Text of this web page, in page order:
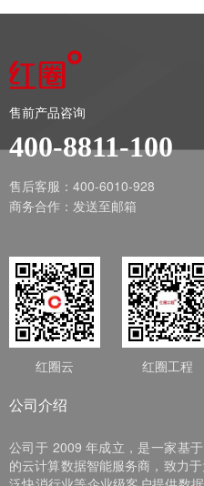
售前产品咨询
400-8811-100
售后客服：400-6010-928
商务合作： 发送至邮箱
红圈云 红圈工程
公司介绍
公司于 2009 年成立，是一家基
的云计算数据智能服务商，致力